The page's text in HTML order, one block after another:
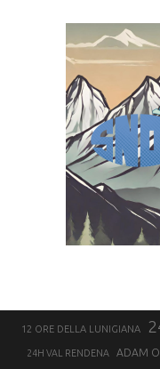
12 ORE DELLA LUNIGIANA
24H VAL RENDENA ADAM